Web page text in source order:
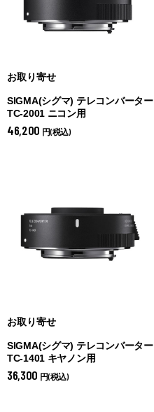
お取り寄せ
SIGMA(シグマ) テレコンバーター
TC-2001 ニコン用
46,200 円(税込)
お取り寄せ
SIGMA(シグマ) テレコンバーター
TC-1401 キヤノン用
36,300 円(税込)